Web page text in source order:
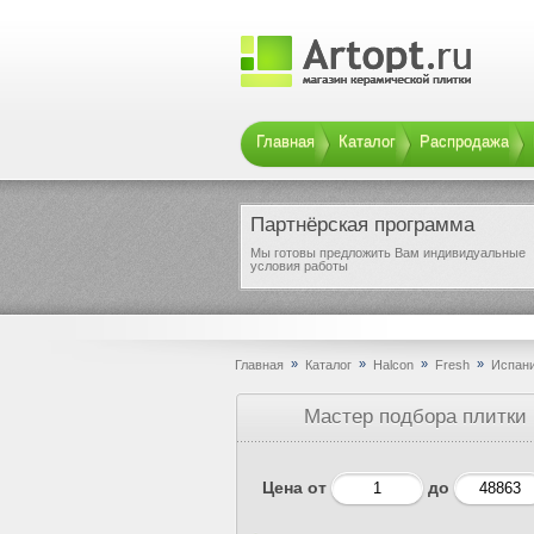
Главная Каталог Распродажа
Партнёрская программа
Мы готовы предложить Вам индивидуальные
условия работы
Главная » Каталог » Halcon » Fresh »
Мастер подбора плитки
Цена от до